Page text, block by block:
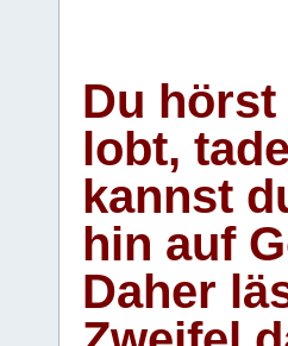
Du
lobt,
kannst
hin auf
Daher